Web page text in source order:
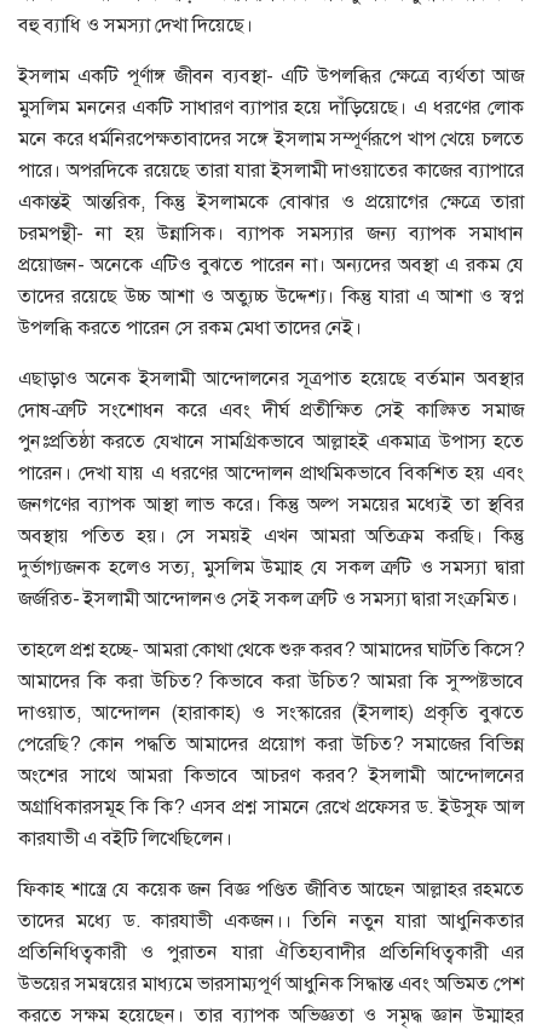
বহু ব্যাধি ও সমস্যা দেখা দিয়েছে।
ইসলাম একটি পূর্ণাঙ্গ জীবন ব্যবস্থা- এটি উপলব্ধির ক্ষেত্রে ব্যর্থতা আজ
মুসলিম মননের একটি সাধারণ ব্যাপার হয়ে দাঁড়িয়েছে। এ ধরণের লোক
মনে করে ধর্মনিরপেক্ষতাবাদের সঙ্গে ইসলাম সম্পূর্ণরূপে খাপ খেয়ে চলতে
পারে। অপরদিকে রয়েছে তারা যারা ইসলামী দাওয়াতের কাজের ব্যাপারে
একান্তই আন্তরিক, কিন্তু ইসলামকে বোঝার ও প্রয়োগের ক্ষেত্রে তারা
চরমপন্থী- না হয় উন্নাসিক। ব্যাপক সমস্যার জন্য ব্যাপক সমাধান
প্রয়োজন- অনেকে এটিও বুঝতে পারেন না। অন্যদের অবস্থা এ রকম যে
তাদের রয়েছে উচ্চ আশা ও অত্যুচ্চ উদ্দেশ্য। কিন্তু যারা এ আশা ও স্বপ্ন
উপলব্ধি করতে পারেন সে রকম মেধা তাদের নেই।
এছাড়াও অনেক ইসলামী আন্দোলনের সূত্রপাত হয়েছে বর্তমান অবস্থার
দোষ-ত্রুটি সংশোধন করে এবং দীর্ঘ প্রতীক্ষিত সেই কাঙ্ক্ষিত সমাজ
পুনঃপ্রতিষ্ঠা করতে যেখানে সামগ্রিকভাবে আল্লাহই একমাত্র উপাস্য হতে
পারেন। দেখা যায় এ ধরণের আন্দোলন প্রাথমিকভাবে বিকশিত হয় এবং
জনগণের ব্যাপক আস্থা লাভ করে। কিন্তু অল্প সময়ের মধ্যেই তা স্থবির
অবস্থায় পতিত হয়। সে সময়ই এখন আমরা অতিক্রম করছি। কিন্তু
দুর্ভাগ্যজনক হলেও সত্য, মুসলিম উম্মাহ যে সকল ত্রুটি ও সমস্যা দ্বারা
জর্জরিত- ইসলামী আন্দোলনও সেই সকল ত্রুটি ও সমস্যা দ্বারা সংক্রমিত।
তাহলে প্রশ্ন হচ্ছে- আমরা কোথা থেকে শুরু করব? আমাদের ঘাটতি কিসে?
আমাদের কি করা উচিত? কিভাবে করা উচিত? আমরা কি সুস্পষ্টভাবে
দাওয়াত, আন্দোলন (হারাকাহ) ও সংস্কারের (ইসলাহ) প্রকৃতি বুঝতে
পেরেছি? কোন পদ্ধতি আমাদের প্রয়োগ করা উচিত? সমাজের বিভিন্ন
অংশের সাথে আমরা কিভাবে আচরণ করব? ইসলামী আন্দোলনের
অগ্রাধিকারসমূহ কি কি? এসব প্রশ্ন সামনে রেখে প্রফেসর ড. ইউসুফ আল
কারযাভী এ বইটি লিখেছিলেন।
ফিকাহ শাস্ত্রে যে কয়েক জন বিজ্ঞ পণ্ডিত জীবিত আছেন আল্লাহর রহমতে
তাদের মধ্যে ড. কারযাভী একজন।। তিনি নতুন যারা আধুনিকতার
প্রতিনিধিত্বকারী ও পুরাতন যারা ঐতিহ্যবাদীর প্রতিনিধিত্বকারী এর
উভয়ের সমন্বয়ের মাধ্যমে ভারসাম্যপূর্ণ আধুনিক সিদ্ধান্ত এবং অভিমত পেশ
করতে সক্ষম হয়েছেন। তার ব্যাপক অভিজ্ঞতা ও সমৃদ্ধ জ্ঞান উম্মাহর